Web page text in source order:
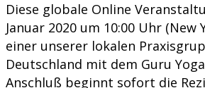
Diese globale Online
Januar 2020 um 10:00 Uhr (New
einer unserer lokalen
Deutschland mit dem Guru
Anschluß beginnt sofort die